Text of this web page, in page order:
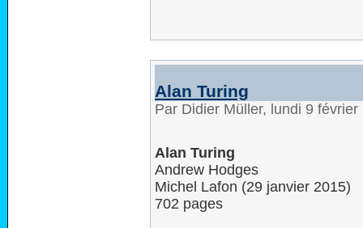
Alan Turing
Par Didier Müller, lundi 9
Alan Turing
Andrew Hodges
Michel Lafon (29 janvier 2015)
702 pages